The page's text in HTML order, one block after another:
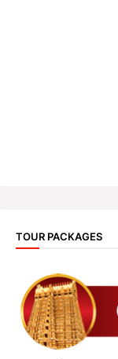
TOUR PACKAGES